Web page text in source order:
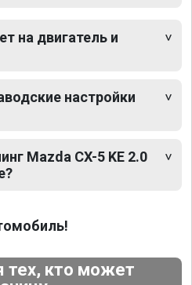
на двигатель и
настройки
Mazda CX-5 KE 2.0
кто может